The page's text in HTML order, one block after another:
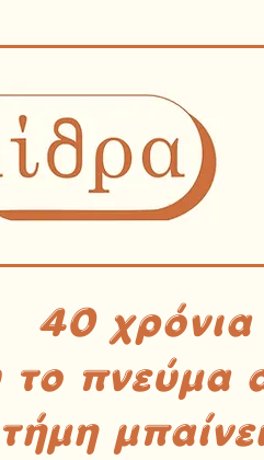
40
το πνεύμα